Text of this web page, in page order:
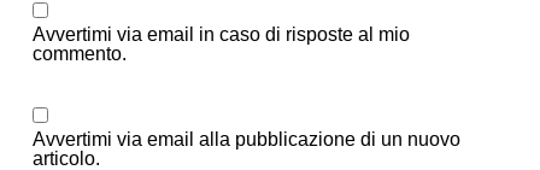
Avvertimi via email in caso di risposte al mio
commento.
Avvertimi via email alla pubblicazione di un nuovo
articolo.